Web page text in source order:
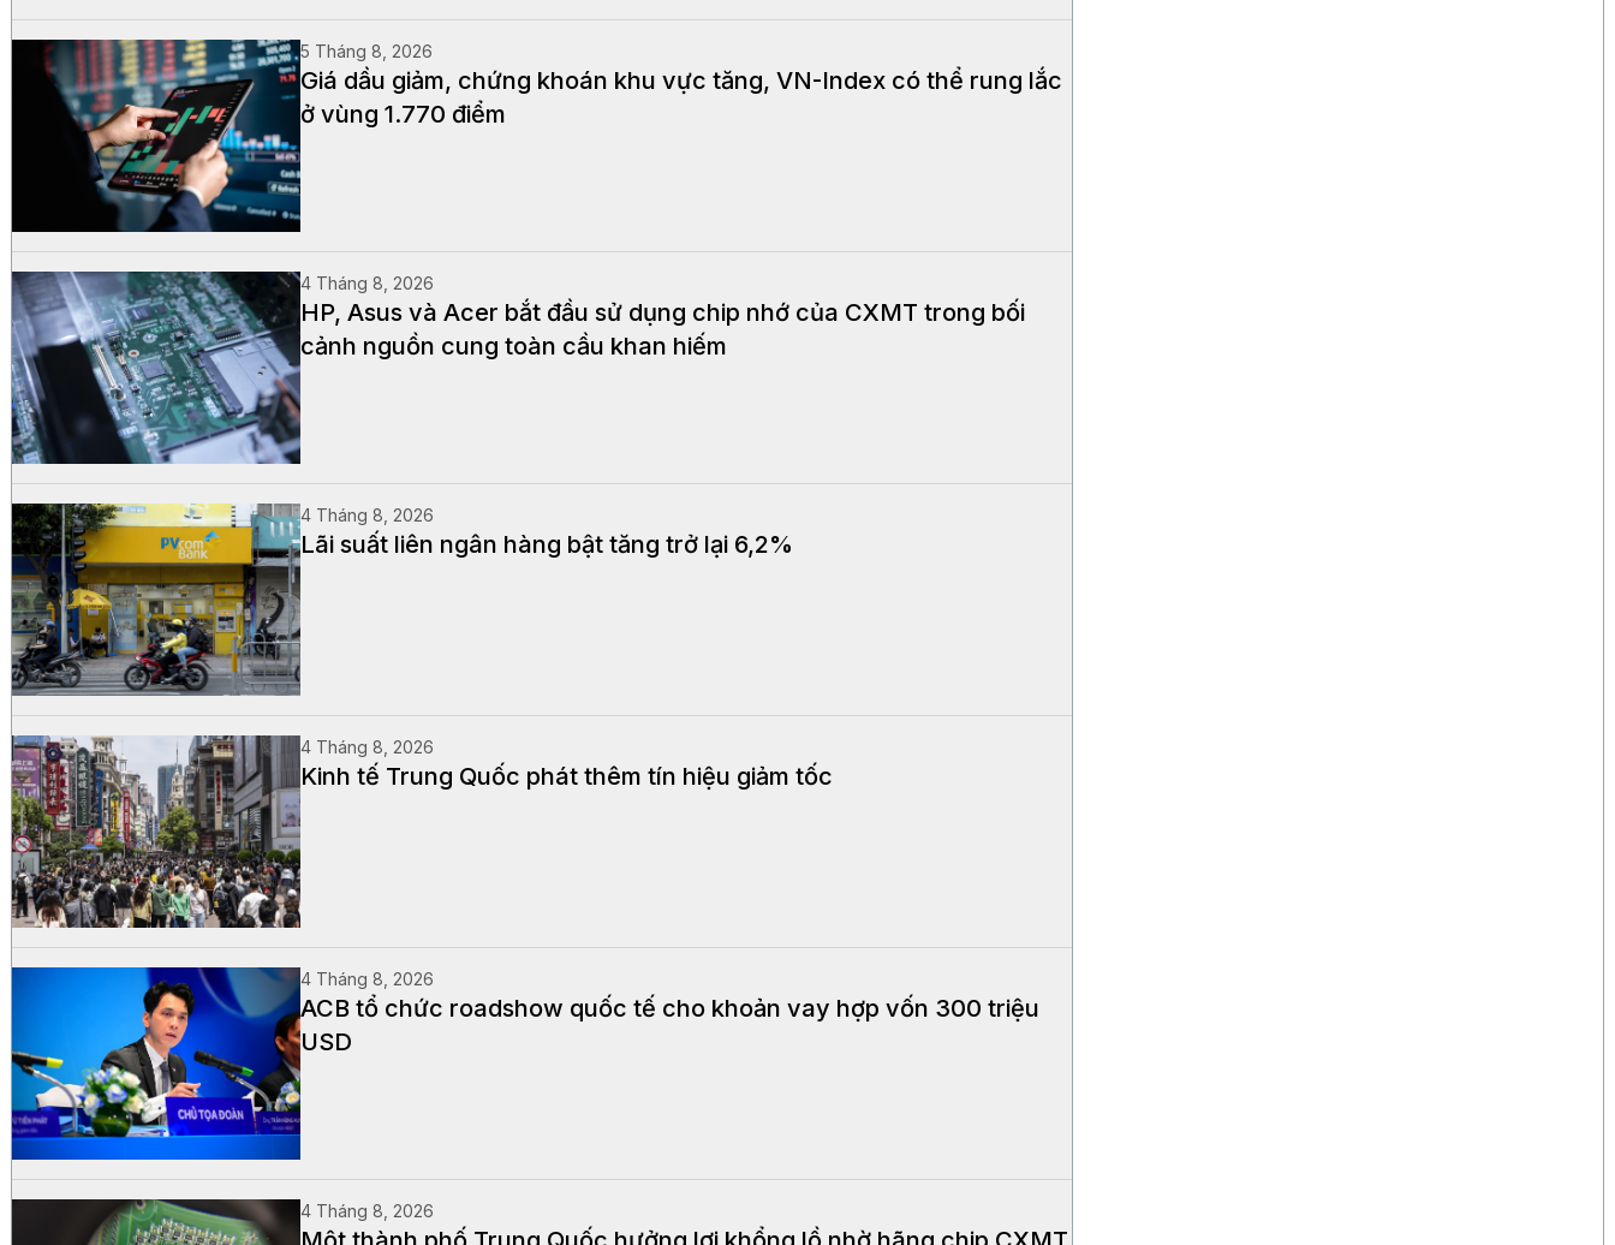
5 Tháng 8, 2026
Giá dầu giảm, chứng khoán khu vực tăng, VN-Index có thể rung lắc
ở vùng 1.770 điểm
4 Tháng 8, 2026
HP, Asus và Acer bắt đầu sử dụng chip nhớ của CXMT trong bối
cảnh nguồn cung toàn cầu khan hiếm
4 Tháng 8, 2026
Lãi suất liên ngân hàng bật tăng trở lại 6,2%
4 Tháng 8, 2026
Kinh tế Trung Quốc phát thêm tín hiệu giảm tốc
4 Tháng 8, 2026
ACB tổ chức roadshow quốc tế cho khoản vay hợp vốn 300 triệu
USD
4 Tháng 8, 2026